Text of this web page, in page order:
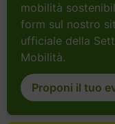
mobilità
form sul nostro
ufficiale della
Mobilità.
Proponi il tuo